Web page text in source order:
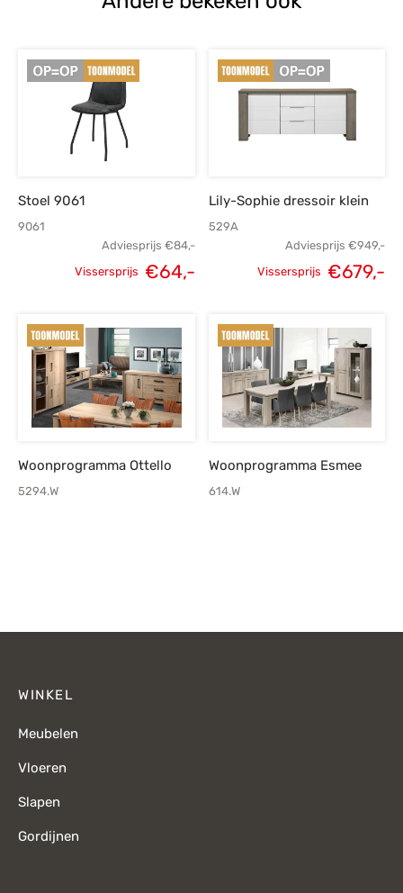
Stoel 9061
9061
Adviesprijs €84,-
€84,-.
Vissersprijs €64,-
prijs is:
€64,-.
Lily-Sophie dressoir klein
529A
Adviesprijs €949,-
€949,-.
Vissersprijs €679,-
Woonprogramma Ottello
5294.W
Woonprogramma Esmee
614.W
WINKEL
Meubelen
Vloeren
Slapen
Gordijnen